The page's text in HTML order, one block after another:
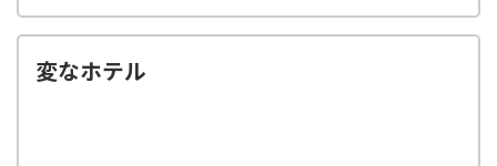
変なホテル